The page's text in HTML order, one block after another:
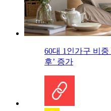
60대 1인가구 비중
후’ 증가